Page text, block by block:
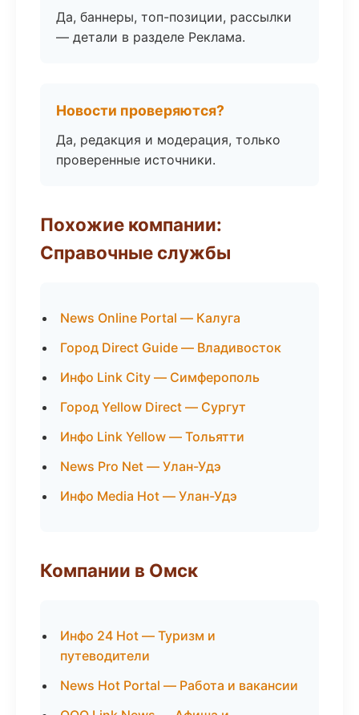
Да, баннеры, топ-позиции, рассылки
— детали в разделе Реклама.
Новости проверяются?
Да, редакция и модерация, только
проверенные источники.
Похожие компании:
Справочные службы
News Online Portal — Калуга
Город Direct Guide — Владивосток
Инфо Link City — Симферополь
Город Yellow Direct — Сургут
Инфо Link Yellow — Тольятти
News Pro Net — Улан-Удэ
Инфо Media Hot — Улан-Удэ
Компании в Омск
Инфо 24 Hot — Туризм и
путеводители
News Hot Portal — Работа и вакансии